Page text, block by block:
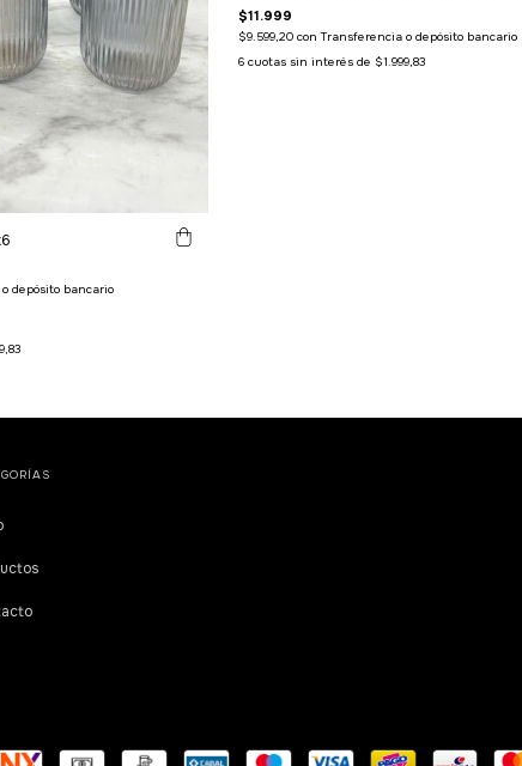
depósito bancario
$11.999
$9.599,20 con Transferencia o depósito bancario
6 cuotas sin interés de $1.999,83